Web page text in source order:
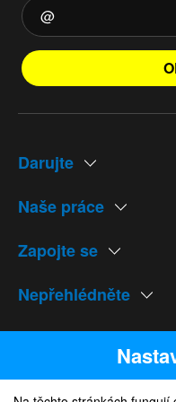
Darujte
Naše práce
Zapojte se
Nepřehlédněte
Naše weby